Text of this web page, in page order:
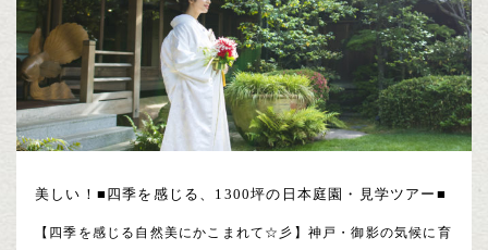
美しい！■四季を感じる、1300坪の日本庭園・見学ツアー■
【四季を感じる自然美にかこまれて☆彡】神戸・御影の気候に育